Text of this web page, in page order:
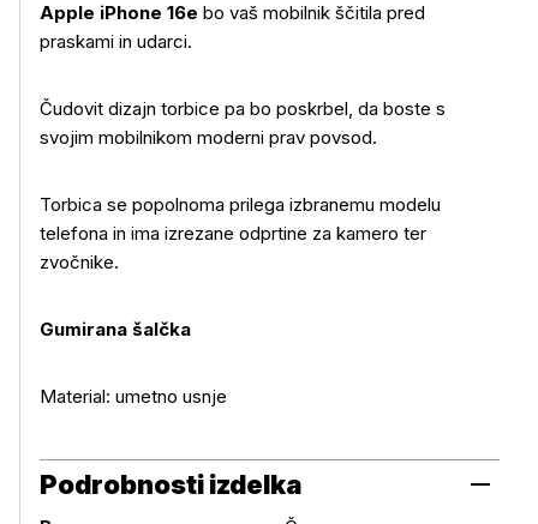
Več o izdelku
Apple iPhone 16e bo vaš mobilnik ščitila pred
praskami in udarci.
Čudovit dizajn torbice pa bo poskrbel, da boste s
svojim mobilnikom moderni prav povsod.
Torbica se popolnoma prilega izbranemu modelu
telefona in ima izrezane odprtine za kamero ter
zvočnike.
Gumirana šalčka
Material: umetno usnje
Podrobnosti izdelka